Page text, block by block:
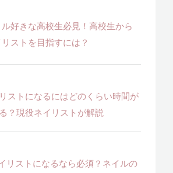
ル好きな高校生必見！高校生から
ストを目指すには？
ストになるにはどのくらい時間が
？現役ネイリストが解説
リストになるなら必須？ネイルの